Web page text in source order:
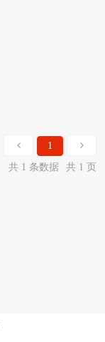
1
共 1 条数据
共 1 页